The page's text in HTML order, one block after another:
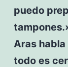
puedo
Aras
todo es